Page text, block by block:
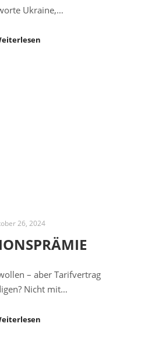
Ukraine,…
26, 2024
– aber Tarifvertrag
Nicht mit…